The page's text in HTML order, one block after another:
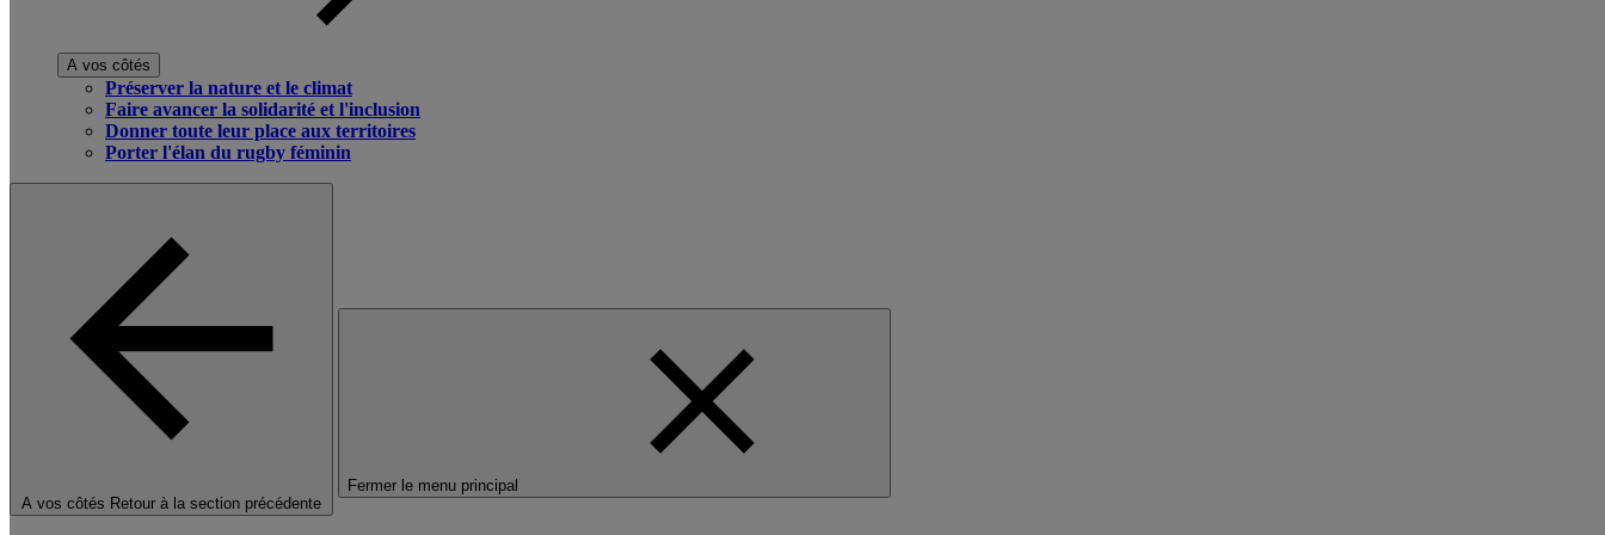
A vos côtés
Préserver la nature et le climat
Faire avancer la solidarité et l'inclusion
Donner toute leur place aux territoires
Porter l'élan du rugby féminin
A vos côtés Retour à la section précédente
Fermer le menu principal